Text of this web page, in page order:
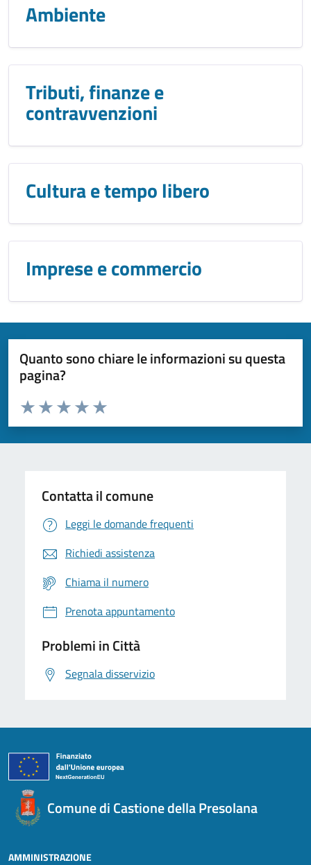
Ambiente
Tributi, finanze e
contravvenzioni
Cultura e tempo libero
Imprese e commercio
Quanto sono chiare le informazioni su questa
pagina?
Domanda
Valuta da 1 a 5 stelle la pagina
Valuta 5 stelle su 5
Valuta 4 stelle su 5
Valuta 3 stelle su 5
Valuta 2 stelle su 5
Valuta 1 stelle su 5
Contatta il comune
Leggi le domande frequenti
Richiedi assistenza
Chiama il numero
Prenota appuntamento
Problemi in Città
Segnala disservizio
Comune di Castione della Presolana
AMMINISTRAZIONE